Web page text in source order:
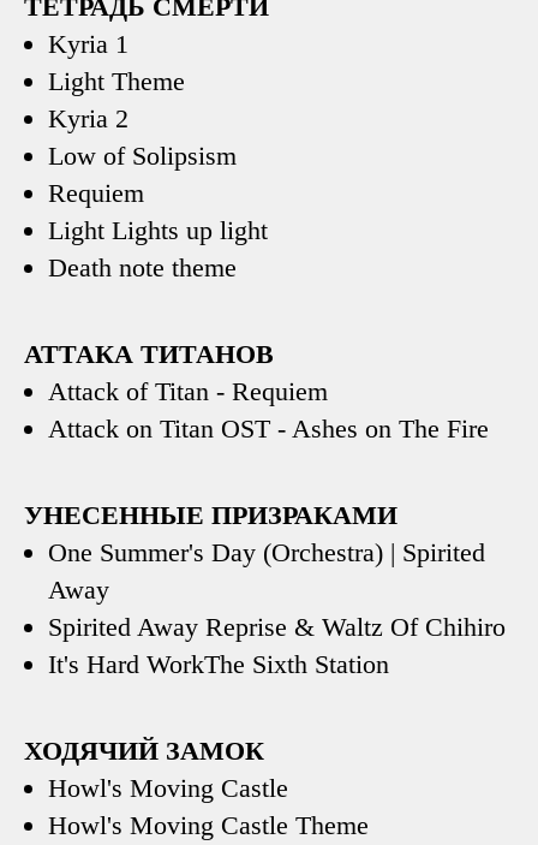
ТЕТРАДЬ СМЕРТИ
Kyria 1
Light Theme
Kyria 2
Low of Solipsism
Requiem
Light Lights up light
Death note theme
АТТАКА ТИТАНОВ
Attack of Titan - Requiem
Attack on Titan OST - Ashes on The Fire
УНЕСЕННЫЕ ПРИЗРАКАМИ
One Summer's Day (Orchestra) | Spirited
Away
Spirited Away Reprise & Waltz Of Chihiro
It's Hard WorkThe Sixth Station
ХОДЯЧИЙ ЗАМОК
Howl's Moving Castle
Howl's Moving Castle Theme